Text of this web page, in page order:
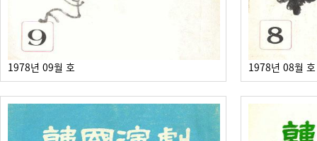
1978년 09월 호 1978년 08월 호